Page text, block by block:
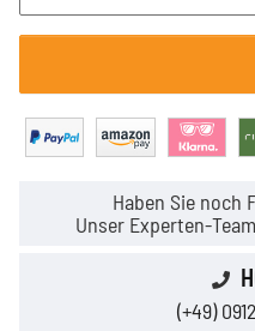
Haben Sie noch
Unser Experten-
(+49)